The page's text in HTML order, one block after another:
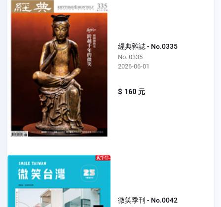
經典雜誌 - No.0335
No. 0335
2026-06-01
$ 160 元
微笑季刊 - No.0042